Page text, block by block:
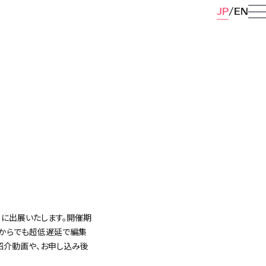
JP EN
出展いたします。開催期
らでも超低遅延で編集
動画や、お申し込み後